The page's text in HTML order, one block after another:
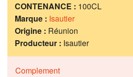
CONTENANCE : 100CL
Marque : Isautier
Origine : Réunion
Producteur : Isautier
Complement